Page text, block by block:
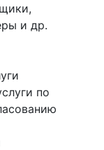
и др.
по